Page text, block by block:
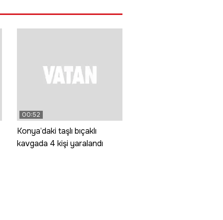
00:52
Konya’daki taşlı bıçaklı
kavgada 4 kişi yaralandı